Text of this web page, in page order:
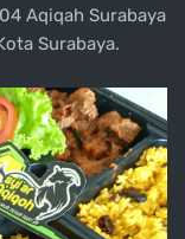
Aqiqah Surabaya
Surabaya.